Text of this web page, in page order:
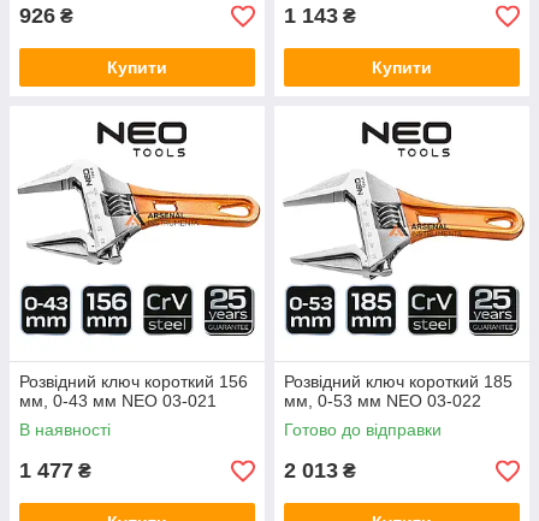
926 ₴
Купити
1 143 ₴
Купити
Розвідний ключ короткий 156
мм, 0-43 мм NEO 03-021
В наявності
1 477 ₴
Розвідний ключ короткий 185
мм, 0-53 мм NEO 03-022
Готово до відправки
2 013 ₴